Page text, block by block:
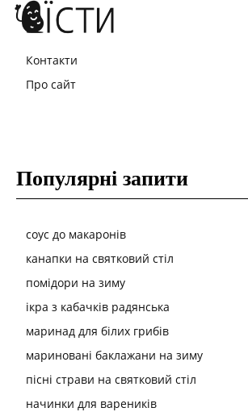
Контакти
Про сайт
Популярні запити
соус до макаронів
канапки на святковий стіл
помідори на зиму
ікра з кабачків радянська
маринад для білих грибів
мариновані баклажани на зиму
пісні страви на святковий стіл
начинки для вареників